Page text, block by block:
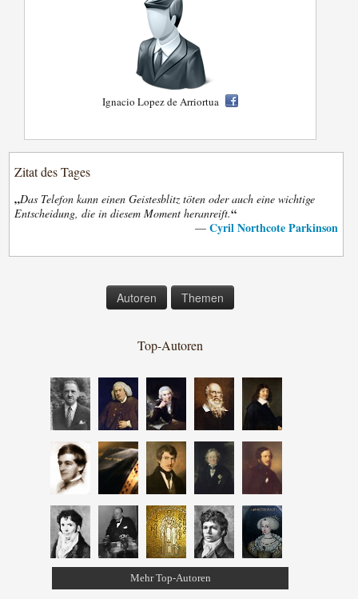
Ignacio Lopez de Arriortua
Zitat des Tages
„Das Telefon kann einen Geistesblitz töten oder auch eine wichtige
Entscheidung, die in diesem Moment heranreift.“
— Cyril Northcote Parkinson
Autoren Themen
Top-Autoren
Mehr Top-Autoren